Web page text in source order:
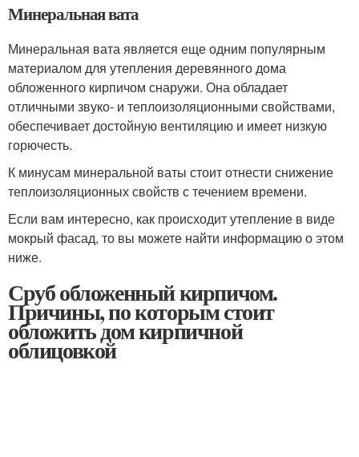
Минеральная вата
Минеральная вата является еще одним популярным
материалом для утепления деревянного дома
обложенного кирпичом снаружи. Она обладает
отличными звуко- и теплоизоляционными свойствами,
обеспечивает достойную вентиляцию и имеет низкую
горючесть.
К минусам минеральной ваты стоит отнести снижение
теплоизоляционных свойств с течением времени.
Если вам интересно, как происходит утепление в виде
мокрый фасад, то вы можете найти информацию о этом
ниже.
Сруб обложенный кирпичом.
Причины, по которым стоит
обложить дом кирпичной
облицовкой